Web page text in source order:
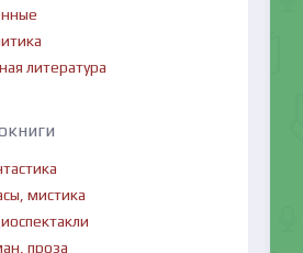
литература
мистика
проза